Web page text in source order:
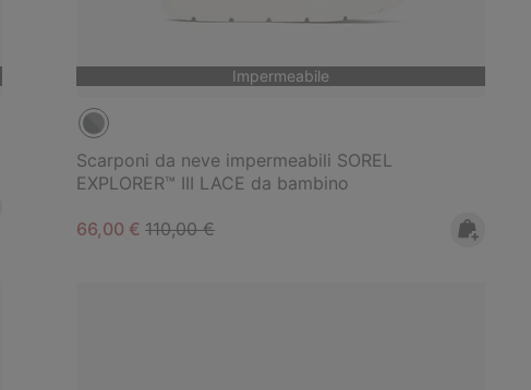
Impermeabile
Scarponi da neve impermeabili SOREL
EXPLORER™ III LACE da bambino
Sale price:
66,00 €Regular price:
110,00 €